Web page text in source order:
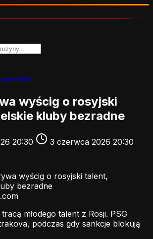
wyścig o rosyjski
kluby bezradne
20:30 3 czerwca 2026 20:30
młodego talent z Rosji. PSG
podczas gdy sankcje blokują